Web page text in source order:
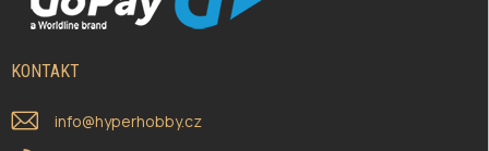
KONTAKT
info@hyperhobby.cz